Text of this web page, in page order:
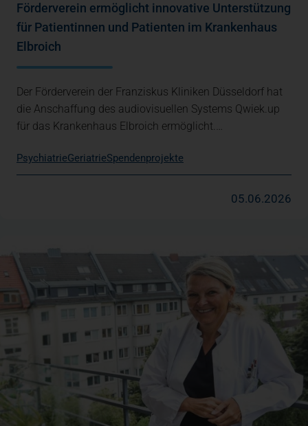
Förderverein ermöglicht innovative Unterstützung
für Patientinnen und Patienten im Krankenhaus
Elbroich
Der Förderverein der Franziskus Kliniken Düsseldorf hat
die Anschaffung des audiovisuellen Systems Qwiek.up
für das Krankenhaus Elbroich ermöglicht.…
PsychiatrieGeriatrieSpendenprojekte
05.06.2026